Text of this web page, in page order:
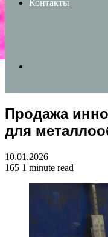
Контакты
for
Продажа
для
10.01.2026
165 1 minute read